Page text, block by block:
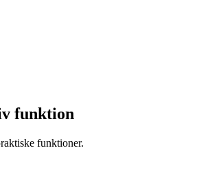
funktion
funktioner.